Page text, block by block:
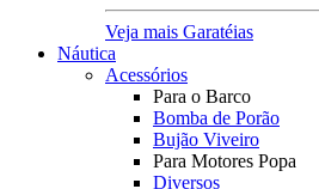
Veja mais Garatéias
Náutica
Acessórios
Para o Barco
Bomba de Porão
Bujão Viveiro
Para Motores Popa
Diversos